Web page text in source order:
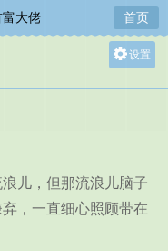
富大佬 首页
设置
儿，但那流浪儿脑子
，一直细心照顾带在